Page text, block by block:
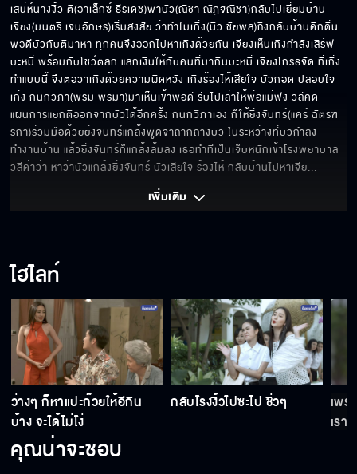
เพราะเราต่างกัน...เรื่องของเรามันเป็นไปไม่ได้
กลับโรงงิ้วไปซะไป ชิ่วๆ
ว่างๆ ก็หาแปะก๊วยให้อีกินบ้าง จะได้ไม่โง่
เสน่ห์นางงิ้ว ติ(อาเล็กซ์ ธีรเดช)พาบัว(ณิชา ณัฎฐณิชา)กลับไปเยี่ยมบ้าน
เจียง(มนตรี เจนอักษร)เริ่มสงสัย ว่าทำไมเกิ่ง(นิว ชัยพล)ถึงกลับบ้านดึกดื่น
พอดีบัวกับติมาหา ทุกคนจึงออกไปหาเกิ่งด้วยกัน เจียงเห็นเกิ่งกำลังเสิร์ฟ
บะหมี่ พร้อมกับโชว์ตลก แลกเงินให้กับคนที่มากินบะหมี่ เจียงโกรธจัด ที่เกิ่ง
ทำแบบนี้ จึงต่อว่าเกิ่งด้วยความผิดหวัง เกิ่งร้องไห้เสียใจ บัวกอด ปลอบใจ
เกิ่ง กนกวิภา(พริม พริมา)มาเห็นเข้าพอดี รีบไปเล่าให้พ่อแม่ฟัง วลีคิด
แผนการแยกติออกจากบัวได้อีกครั้ง กนกวิภาเอง ก็ให้ยิ่งจันทร์(แคร์ ฉัตรฑ
ริกา)ร่วมมือด้วยยิ่งจันทร์แกล้งพูดจาถากถางบัว ในระหว่างที่บัวกำลัง
ทำงานบ้าน แล้วยิ่งจันทร์ก็แกล้งล้มลง เธอทำทีเป็นเจ็บหนักเข้าโรงพยาบาล
วลีด่าว่า หาว่าบัวแกล้งยิ่งจันทร์ บัวเสียใจ ร้องไห้ กลับบ้านไปหาเจีย...
เพิ่มเติม
ไฮไลท์
ว่างๆ ก็หาแปะก๊วยให้อีกิน
บ้าง จะได้ไม่โง่
กลับโรงงิ้วไปซะไป ชิ่วๆ
เพร
เรา
คุณน่าจะชอบ